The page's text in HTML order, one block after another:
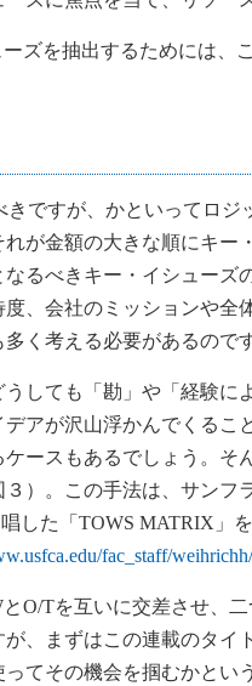
ズを抽出するためには、
ですが、かといってロジ
が金額の大きな順にキ
るべきキー・イシューズ
、会社のミッションや
く考える必要があるのです
しても「勘」や「経験に
アが沢山浮かんでくるこ
ースもあるでしょう。そ
）。この手法は、サン
唱した「TOWS MATRIX
fac_staff/weihrichh/
O/Tを互いに交差させ、
、まずはこの連載のタ
てその機会を掴むかとい